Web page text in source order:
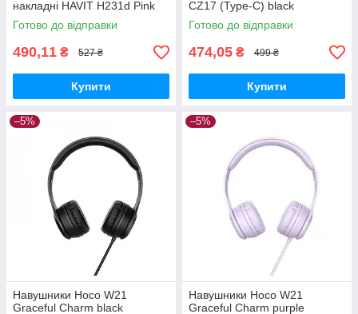
накладні HAVIT H231d Pink
Готово до відправки
490,11 ₴ 527 ₴
Купити
CZ17 (Type-C) black
Готово до відправки
474,05 ₴ 499 ₴
Купити
–5%
Навушники Hoco W21
Graceful Charm black
–5%
Навушники Hoco W21
Graceful Charm purple